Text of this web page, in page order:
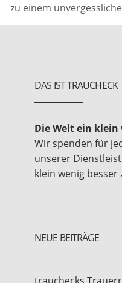
zu einem
DAS IST TRAUCHECK
Die Welt ein klein
Wir spenden für
unserer
klein wenig besser
NEUE BEITRÄGE